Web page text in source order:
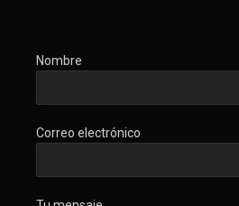
Nombre
Correo electrónico